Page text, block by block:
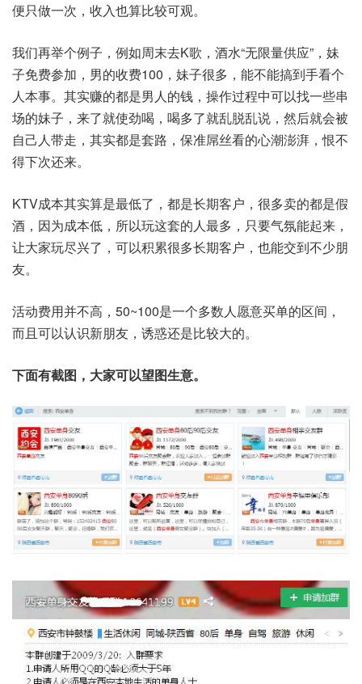
便只做一次，收入也算比较可观。
我们再举个例子，例如周末去K歌，酒水“无限量供应”，妹
子免费参加，男的收费100，妹子很多，能不能搞到手看个
人本事。其实赚的都是男人的钱，操作过程中可以找一些串
场的妹子，来了就使劲喝，喝多了就乱脱乱说，然后就会被
自己人带走，其实都是套路，保准屌丝看的心潮澎湃，恨不
得下次还来。
KTV成本其实算是最低了，都是长期客户，很多卖的都是假
酒，因为成本低，所以玩这套的人最多，只要气氛能起来，
让大家玩尽兴了，可以积累很多长期客户，也能交到不少朋
友。
活动费用并不高，50~100是一个多数人愿意买单的区间，
而且可以认识新朋友，诱惑还是比较大的。
下面有截图，大家可以望图生意。